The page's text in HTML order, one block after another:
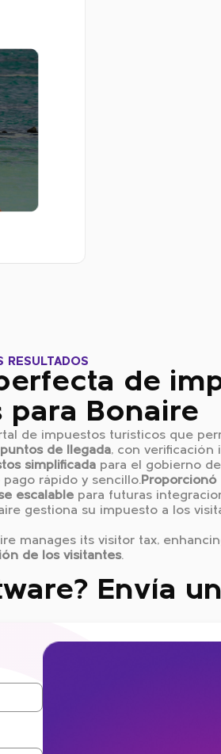
RESULTADOS
de
para Bonaire
de impuestos turísticos que
de llegada, con verificación
simplificadapara el gobierno de
rápido y sencillo.
escalablepara futuras
gestiona su impuesto a los
manages its visitor tax,
de los visitantes.
Envía